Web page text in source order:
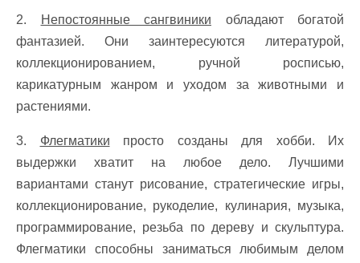
2. Непостоянные сангвиники обладают богатой
фантазией. Они заинтересуются литературой,
коллекционированием, ручной росписью,
карикатурным жанром и уходом за животными и
растениями.
3. Флегматики просто созданы для хобби. Их
выдержки хватит на любое дело. Лучшими
вариантами станут рисование, стратегические игры,
коллекционирование, рукоделие, кулинария, музыка,
программирование, резьба по дереву и скульптура.
Флегматики способны заниматься любимым делом